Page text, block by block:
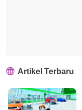
Artikel Terbaru